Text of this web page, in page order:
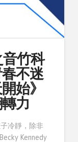
竹科
不迷
始》
力
冷靜，除非
Kennedy